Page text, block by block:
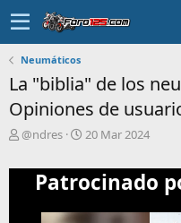
Neumáticos
La "biblia" de los
Opiniones de
T
m
@ndres
F
c
h
d
20 Mar 2024
Patrocinado